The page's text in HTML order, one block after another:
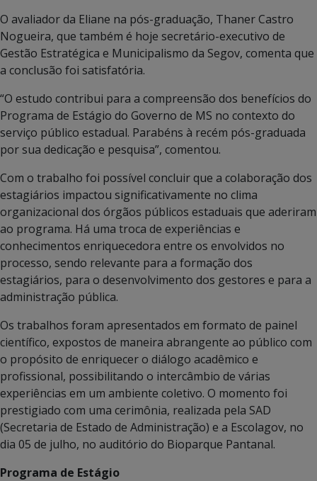
O avaliador da Eliane na pós-graduação, Thaner Castro
Nogueira, que também é hoje secretário-executivo de
Gestão Estratégica e Municipalismo da Segov, comenta que
a conclusão foi satisfatória.
“O estudo contribui para a compreensão dos benefícios do
Programa de Estágio do Governo de MS no contexto do
serviço público estadual. Parabéns à recém pós-graduada
por sua dedicação e pesquisa”, comentou.
Com o trabalho foi possível concluir que a colaboração dos
estagiários impactou significativamente no clima
organizacional dos órgãos públicos estaduais que aderiram
ao programa. Há uma troca de experiências e
conhecimentos enriquecedora entre os envolvidos no
processo, sendo relevante para a formação dos
estagiários, para o desenvolvimento dos gestores e para a
administração pública.
Os trabalhos foram apresentados em formato de painel
científico, expostos de maneira abrangente ao público com
o propósito de enriquecer o diálogo acadêmico e
profissional, possibilitando o intercâmbio de várias
experiências em um ambiente coletivo. O momento foi
prestigiado com uma cerimônia, realizada pela SAD
(Secretaria de Estado de Administração) e a Escolagov, no
dia 05 de julho, no auditório do Bioparque Pantanal.
Programa de Estágio